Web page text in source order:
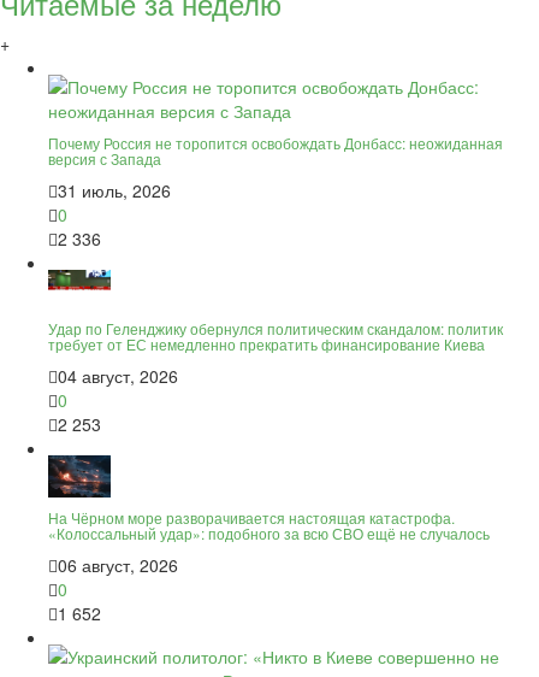
+
Почему Россия не торопится освобождать Донбасс: неожиданная
версия с Запада
31 июль, 2026
0
2 336
Удар по Геленджику обернулся политическим скандалом: политик
требует от ЕС немедленно прекратить финансирование Киева
04 август, 2026
0
2 253
На Чёрном море разворачивается настоящая катастрофа.
«Колоссальный удар»: подобного за всю СВО ещё не случалось
06 август, 2026
0
1 652